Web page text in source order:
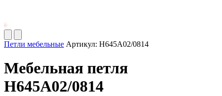
Петли мебельные Артикул: H645A02/0814
Мебельная петля
H645A02/0814